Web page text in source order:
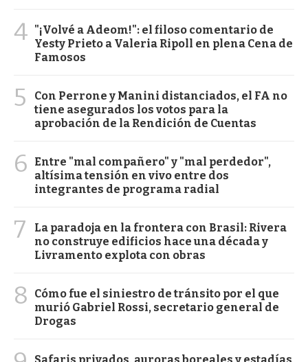
4 "¡Volvé a Adeom!": el filoso comentario de
Yesty Prieto a Valeria Ripoll en plena Cena de
Famosos
5
Con Perrone y Manini distanciados, el FA no
tiene asegurados los votos para la
aprobación de la Rendición de Cuentas
6
Entre "mal compañero" y "mal perdedor",
altísima tensión en vivo entre dos
integrantes de programa radial
7
La paradoja en la frontera con Brasil: Rivera
no construye edificios hace una década y
Livramento explota con obras
8
Cómo fue el siniestro de tránsito por el que
murió Gabriel Rossi, secretario general de
Drogas